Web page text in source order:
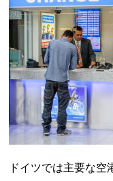
ドイツでは主要な空